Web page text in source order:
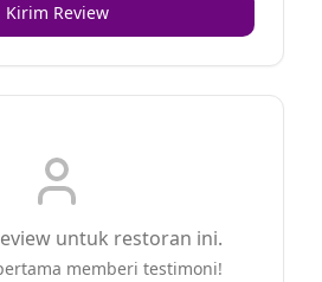
Kirim Review
untuk restoran ini.
memberi testimoni!